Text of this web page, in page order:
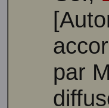
par